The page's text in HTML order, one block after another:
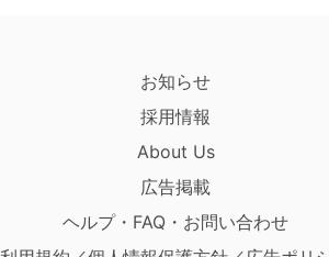
お知らせ
採用情報
About Us
広告掲載
ヘルプ・FAQ・お問い合わせ